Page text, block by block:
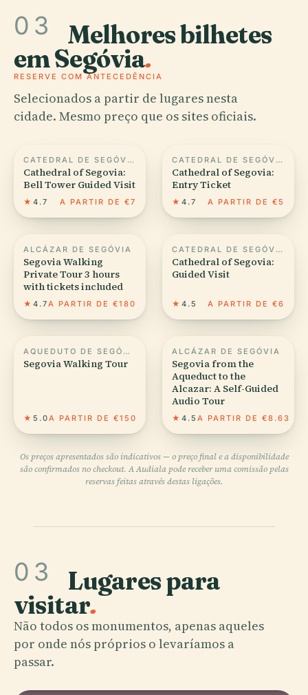
03 Melhores bilhetes
em Segóvia.
RESERVE COM ANTECEDÊNCIA
Selecionados a partir de lugares nesta
cidade. Mesmo preço que os sites oficiais.
CATEDRAL DE SEGÓVIA
Cathedral of Segovia:
Bell Tower Guided Visit
★ 4.7 A PARTIR DE €7
CATEDRAL DE SEGÓVIA
Cathedral of Segovia:
Entry Ticket
★ 4.7 A PARTIR DE €5
ALCÁZAR DE SEGÓVIA
Segovia Walking
Private Tour 3 hours
with tickets included
★ 4.7A PARTIR DE €180
CATEDRAL DE SEGÓVIA
Cathedral of Segovia:
Guided Visit
★ 4.5 A PARTIR DE €6
AQUEDUTO DE SEGÓVIA
Segovia Walking Tour
★ 5.0A PARTIR DE €150
ALCÁZAR DE SEGÓVIA
Segovia from the
Aqueduct to the
Alcazar: A Self-Guided
Audio Tour
★ 4.5 A PARTIR DE €8.63
Os preços apresentados são indicativos — o preço final e a disponibilidade
são confirmados no checkout. A Audiala pode receber uma comissão pelas
reservas feitas através destas ligações.
03 Lugares para
visitar.
Não todos os monumentos, apenas aqueles
por onde nós próprios o levaríamos a
passar.